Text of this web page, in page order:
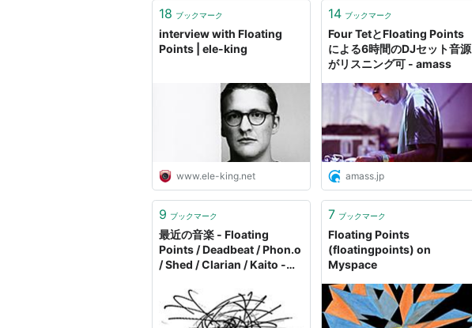
18 ブックマーク
interview with Floating
Points | ele-king
www.ele-king.net
14 ブックマーク
Four TetとFloating Points
による6時間のDJセット音源
がリスニング可 - amass
amass.jp
9 ブックマーク
最近の音楽 - Floating
Points / Deadbeat / Phon.o
/ Shed / Clarian / Kaito -
7 ブックマーク
Floating Points
(floatingpoints) on
Myspace